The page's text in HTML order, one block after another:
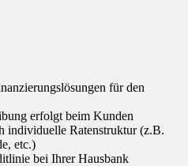
für den
erfolgt beim Kunden
individuelle Ratenstruktur (z.B.
etc.)
bei Ihrer Hausbank